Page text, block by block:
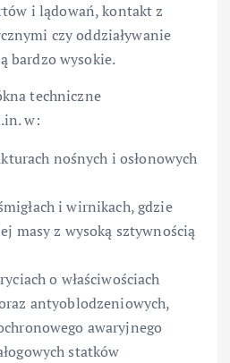
i lądowań, kontakt z
czy oddziaływanie
bardzo wysokie.
techniczne
w:
nośnych i osłonowych
i wirnikach, gdzie
masy z wysoką sztywnością
o właściwościach
antyoblodzeniowych,
awaryjnego
statków